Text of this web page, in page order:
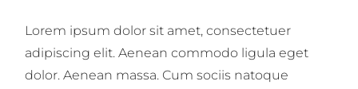
Lorem ipsum dolor sit amet, consectetuer
adipiscing elit. Aenean commodo ligula eget
dolor. Aenean massa. Cum sociis natoque